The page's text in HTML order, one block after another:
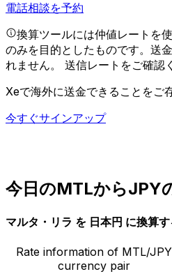
電話相談を予約
換算ツールには仲値レートを
のみを目的としたものです。送
れません。 送信レートをご確認
Xeで海外に送金できることをご
今すぐサインアップ
今日のMTLからJPY
マルタ・リラ を 日本円 に換算す
Rate information of MTL/JPY
currency pair